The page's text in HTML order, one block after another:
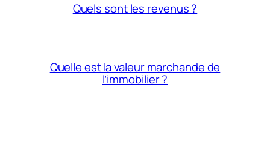
Quels sont les revenus ?
Quelle est la valeur marchande de
l’immobilier ?